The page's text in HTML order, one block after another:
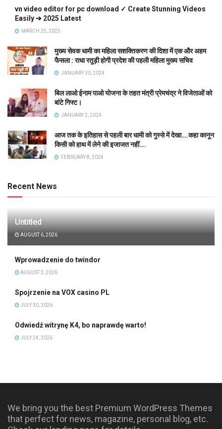
vn video editor for pc download ✓ Create Stunning Videos
Easily ➔ 2025 Latest
MARCH 25, 2025
मुख्य सेवक धामी का महिला सशक्तिकरण की दिशा में एक और अहम
फैसला : राधा रतूड़ी होगी प्रदेश की पहली महिला मुख्य सचिव
JANUARY 30, 2024
बिल लाओ ईनाम पाओ योजना के तहत मंत्री प्रेमचंद्र ने विजेताओं को
बांटे गिफ्ट।
JANUARY 2, 2024
आज तक के इतिहास से पहली बार धामी को गुस्से में देखा….कहा कानून
किसी को हाथ में लेने की इजाजत नहीं….
FEBRUARY 8, 2024
Recent News
Untitled
AUGUST 6, 2026
Wprowadzenie do twindor
AUGUST 3, 2026
Spojrzenie na VOX casino PL
JULY 30, 2026
Odwiedź witrynę K4, bo naprawdę warto!
JULY 24, 2026
We bring you the best Premium WordPress Themes
that perfect for news, magazine, personal blog, etc.